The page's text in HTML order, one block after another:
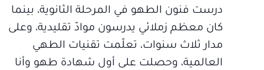
درست فنون الطهو في المرحلة الثانوية، بينما
كان معظم زملائي يدرسون موادّ تقليدية، وعلى
مدار ثلاث سنوات، تعلّمت تقنيات الطهي
العالمية، وحصلت على أول شهادة طهو وأنا